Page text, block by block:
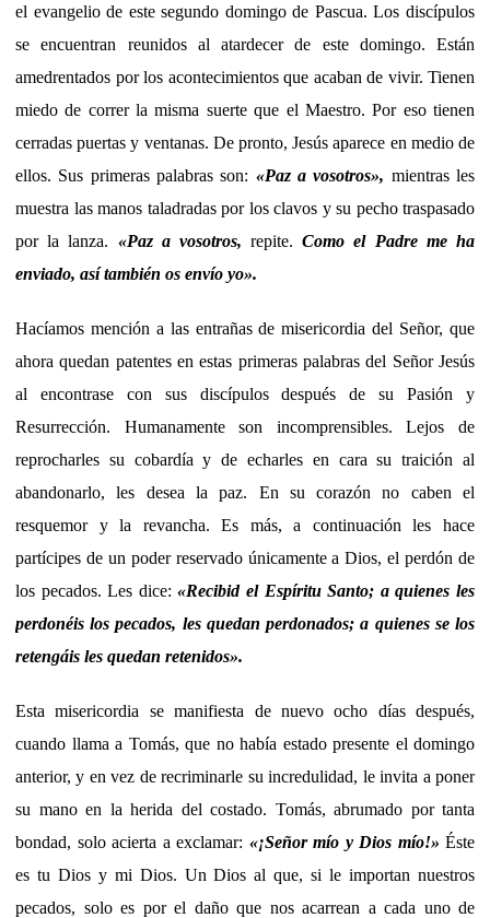
el evangelio de este segundo domingo de Pascua. Los discípulos
se encuentran reunidos al atardecer de este domingo. Están
amedrentados por los acontecimientos que acaban de vivir. Tienen
miedo de correr la misma suerte que el Maestro. Por eso tienen
cerradas puertas y ventanas. De pronto, Jesús aparece en medio de
ellos. Sus primeras palabras son: «Paz a vosotros», mientras les
muestra las manos taladradas por los clavos y su pecho traspasado
por la lanza. «Paz a vosotros, repite.Como el Padre me ha
enviado, así también os envío yo».
Hacíamos mención a las entrañas de misericordia del Señor, que
ahora quedan patentes en estas primeras palabras del Señor Jesús
al encontrase con sus discípulos después de su Pasión y
Resurrección. Humanamente son incomprensibles. Lejos de
reprocharles su cobardía y de echarles en cara su traición al
abandonarlo, les desea la paz. En su corazón no caben el
resquemor y la revancha. Es más, a continuación les hace
partícipes de un poder reservado únicamente a Dios, el perdón de
los pecados. Les dice:«Recibid el Espíritu Santo; a quienes les
perdonéis los pecados, les quedan perdonados; a quienes se los
retengáis les quedan retenidos».
Esta misericordia se manifiesta de nuevo ocho días después,
cuando llama a Tomás, que no había estado presente el domingo
anterior, y en vez de recriminarle su incredulidad, le invita a poner
su mano en la herida del costado. Tomás, abrumado por tanta
bondad, solo acierta a exclamar: «¡Señor mío y Dios mío!» Éste
es tu Dios y mi Dios. Un Dios al que, si le importan nuestros
pecados, solo es por el daño que nos acarrean a cada uno de